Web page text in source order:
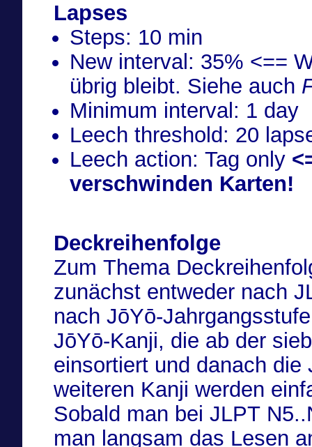
Lapses
Steps: 10 min
New interval: 35% <== Was vom erabeiteten Intervall
übrig bleibt. Siehe auch
Minimum interval: 1 day
Leech threshold: 20
Leech action: Tag only
verschwinden Karten!
Deckreihenfolge
Zum Thema
zunächst entweder nach
nach JōYō-
JōYō-Kanji, die ab der
einsortiert und danach die
weiteren Kanji werden
Sobald man bei JLPT
man langsam das Lesen